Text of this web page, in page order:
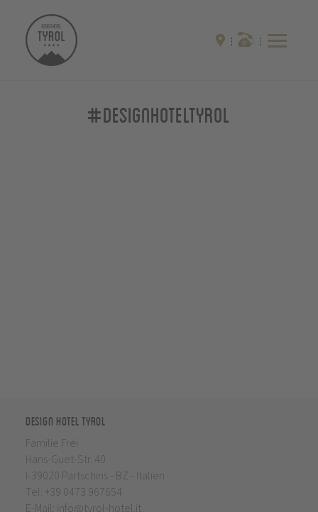
#designhoteltyrol
Design Hotel Tyrol
Familie Frei
Hans-Guet-Str. 40
I-39020 Partschins - BZ - Italien
Tel. +39 0473 967654
E-Mail: info@tyrol-hotel.it